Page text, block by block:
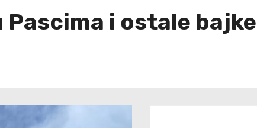
i ostale bajke